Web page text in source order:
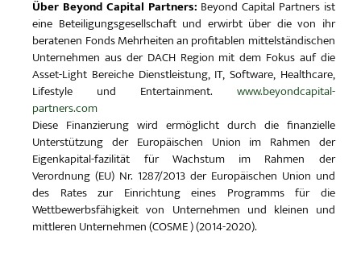
Über Beyond Capital Partners: Beyond Capital Partners ist
eine Beteiligungsgesellschaft und erwirbt über die von ihr
beratenen Fonds Mehrheiten an profitablen mittelständischen
Unternehmen aus der DACH Region mit dem Fokus auf die
Asset-Light Bereiche Dienstleistung, IT, Software, Healthcare,
Lifestyle und Entertainment. www.beyondcapital-
partners.com
Diese Finanzierung wird ermöglicht durch die finanzielle
Unterstützung der Europäischen Union im Rahmen der
Eigenkapital-fazilität für Wachstum im Rahmen der
Verordnung (EU) Nr. 1287/2013 der Europäischen Union und
des Rates zur Einrichtung eines Programms für die
Wettbewerbsfähigkeit von Unternehmen und kleinen und
mittleren Unternehmen (COSME ) (2014-2020).